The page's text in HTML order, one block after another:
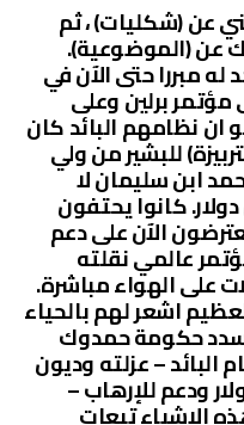
عن (شكليات) ، ثم
عن (الموضوعية).
مبررا حتى الآن في
برلين وعلى
نظامهم البائد كان
للبشير من ولي
ابن سليمان لا
مليون دولار. كانوا يحتفون
الآن على دعم
عالمي نقلته
على الهواء مباشرة.
اشعر لهم بالحياء
حكومة حمدوك
البائد – عزلته وديون
دولار ودعم للإرهاب –
الاشياء تبعات